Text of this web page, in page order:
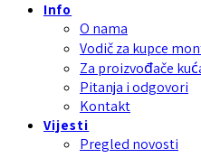
Info
O nama
Vodič za kupce
Za proizvođače
Pitanja i odgovori
Kontakt
Vijesti
Pregled novosti